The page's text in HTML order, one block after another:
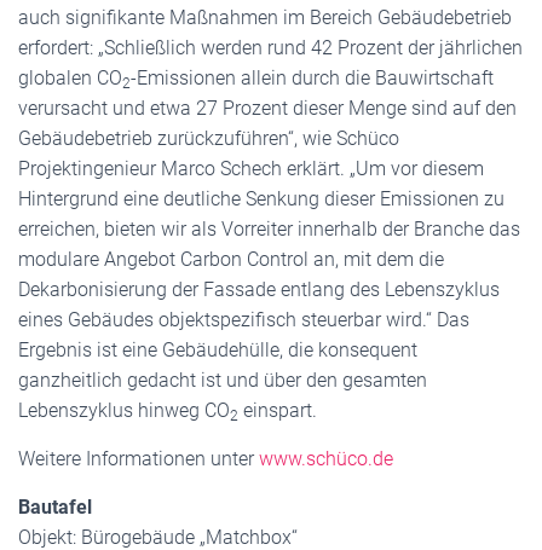
auch signifikante Maßnahmen im Bereich Gebäudebetrieb
erfordert: „Schließlich werden rund 42 Prozent der jährlichen
globalen CO2-Emissionen allein durch die Bauwirtschaft
verursacht und etwa 27 Prozent dieser Menge sind auf den
Gebäudebetrieb zurückzuführen“, wie Schüco
Projektingenieur Marco Schech erklärt. „Um vor diesem
Hintergrund eine deutliche Senkung dieser Emissionen zu
erreichen, bieten wir als Vorreiter innerhalb der Branche das
modulare Angebot Carbon Control an, mit dem die
Dekarbonisierung der Fassade entlang des Lebenszyklus
eines Gebäudes objektspezifisch steuerbar wird.“ Das
Ergebnis ist eine Gebäudehülle, die konsequent
ganzheitlich gedacht ist und über den gesamten
Lebenszyklus hinweg CO2 einspart.
Weitere Informationen unterwww.schüco.de
Bautafel
Objekt: Bürogebäude „Matchbox“